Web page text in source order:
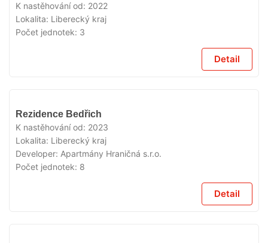
K nastěhování od: 2022
Lokalita: Liberecký kraj
Počet jednotek: 3
Detail
Rezidence Bedřich
K nastěhování od: 2023
Lokalita: Liberecký kraj
Developer: Apartmány Hraničná s.r.o.
Počet jednotek: 8
Detail